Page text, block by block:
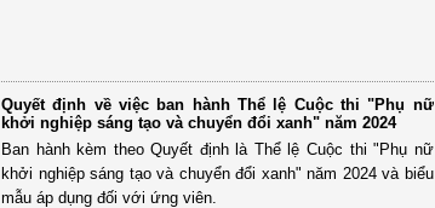
Quyết định về việc ban hành Thể lệ Cuộc thi "Phụ nữ
khởi nghiệp sáng tạo và chuyển đổi xanh" năm 2024
Ban hành kèm theo Quyết định là Thể lệ Cuộc thi "Phụ nữ
khởi nghiệp sáng tạo và chuyển đổi xanh" năm 2024 và biểu
mẫu áp dụng đối với ứng viên.